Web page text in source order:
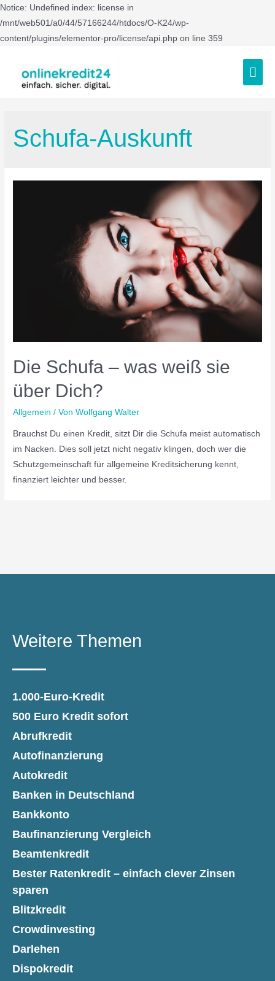
Notice: Undefined index: license in
/mnt/web501/a0/44/57166244/htdocs/O-K24/wp-
content/plugins/elementor-pro/license/api.php on line 359
Schufa-Auskunft
Die Schufa – was weiß sie
über Dich?
Allgemein / VonWolfgang Walter
Brauchst Du einen Kredit, sitzt Dir die Schufa meist automatisch
im Nacken. Dies soll jetzt nicht negativ klingen, doch wer die
Schutzgemeinschaft für allgemeine Kreditsicherung kennt,
finanziert leichter und besser.
Weitere Themen
1.000-Euro-Kredit
500 Euro Kredit sofort
Abrufkredit
Autofinanzierung
Autokredit
Banken in Deutschland
Bankkonto
Baufinanzierung Vergleich
Beamtenkredit
Bester Ratenkredit – einfach clever Zinsen
sparen
Blitzkredit
Crowdinvesting
Darlehen
Dispokredit